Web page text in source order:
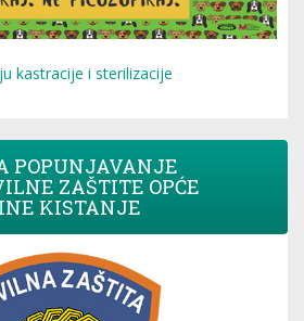
kastracije i sterilizacije
POPUNJAVANJE
ZAŠTITE OPĆE
KISTANJE